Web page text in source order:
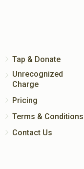
Tap & Donate
Unrecognized
Charge
Pricing
Terms & Conditions
Contact Us